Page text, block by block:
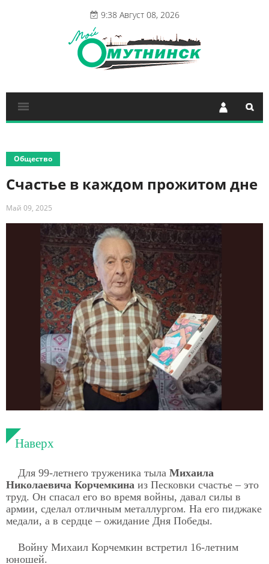
9:38 Август 08, 2026
Общество
Счастье в каждом прожитом дне
Май 09, 2025
Наверх
Для 99-летнего труженика тыла Михаила
Николаевича Корчемкина из Песковки счастье – это
труд. Он спасал его во время войны, давал силы в
армии, сделал отличным металлургом. На его пиджаке
медали, а в сердце – ожидание Дня Победы.
Войну Михаил Корчемкин встретил 16-летним
юношей.